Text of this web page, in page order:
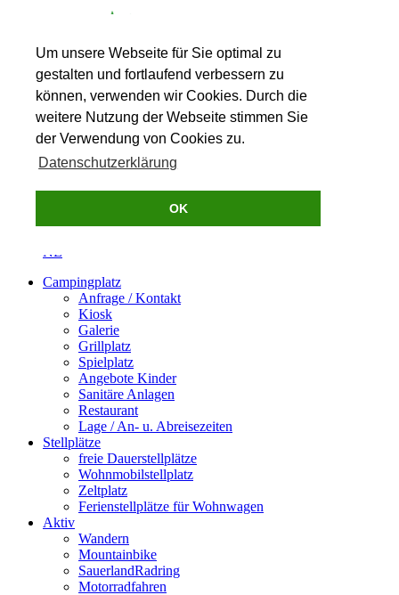
Um unsere Webseite für Sie optimal zu
gestalten und fortlaufend verbessern zu
können, verwenden wir Cookies. Durch die
weitere Nutzung der Webseite stimmen Sie
der Verwendung von Cookies zu.
Datenschutzerklärung
OK
0049(0)2905 253
Kontakt
NL
Campingplatz
Anfrage / Kontakt
Kiosk
Galerie
Grillplatz
Spielplatz
Angebote Kinder
Sanitäre Anlagen
Restaurant
Lage / An- u. Abreisezeiten
Stellplätze
freie Dauerstellplätze
Wohnmobilstellplatz
Zeltplatz
Ferienstellplätze für Wohnwagen
Aktiv
Wandern
Mountainbike
SauerlandRadring
Motorradfahren